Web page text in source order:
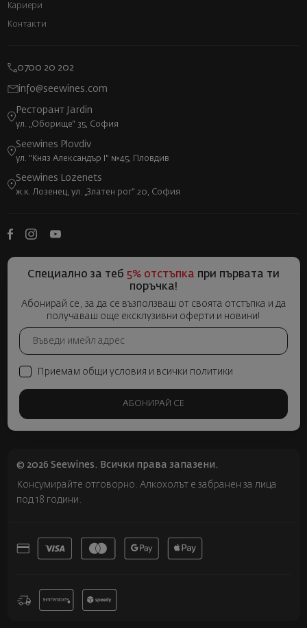
Кариери
Контакти
0700 20 202
info@seewines.com
Ресторант Jardin
ул. „Оборище“ 35, София
Seewines Plovdiv
ул. "Княз Александър I" №45, Пловдив
Seewines Lozenets
ж.к. Лозенец, ул. „Златен рог“ 20, София
Специално за теб 5% отстъпка при първата ти
поръчка!
Абонирай се, за да се възползваш от своята отстъпка и да
получаваш още ексклузивни оферти и новини!
Приемам общи условия и всички политики
АБОНИРАЙ СЕ
© 2026 Seewines. Всички права запазени.
Консумирайте отговорно. Алкохолът е забранен за лица
под 18 години.